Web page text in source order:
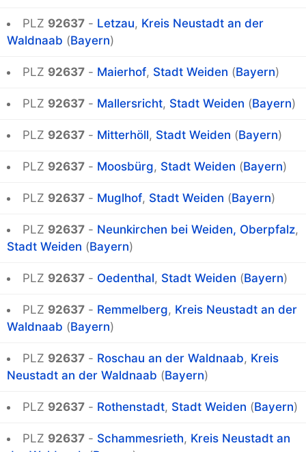
PLZ 92637 - Letzau, Kreis Neustadt an der
Waldnaab (Bayern)
PLZ 92637 - Maierhof, Stadt Weiden (Bayern)
PLZ 92637 - Mallersricht, Stadt Weiden (Bayern)
PLZ 92637 - Mitterhöll, Stadt Weiden (Bayern)
PLZ 92637 - Moosbürg, Stadt Weiden (Bayern)
PLZ 92637 - Muglhof, Stadt Weiden (Bayern)
PLZ 92637 - Neunkirchen bei Weiden, Oberpfalz,
Stadt Weiden (Bayern)
PLZ 92637 - Oedenthal, Stadt Weiden (Bayern)
PLZ 92637 - Remmelberg, Kreis Neustadt an der
Waldnaab (Bayern)
PLZ 92637 - Roschau an der Waldnaab, Kreis
Neustadt an der Waldnaab (Bayern)
PLZ 92637 - Rothenstadt, Stadt Weiden (Bayern)
PLZ 92637 - Schammesrieth, Kreis Neustadt an